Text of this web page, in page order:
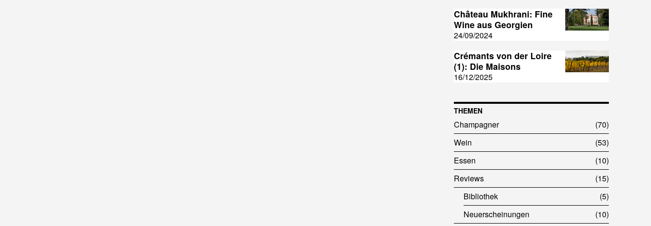
Château Mukhrani: Fine
Wine aus Georgien
24/09/2024
Crémants von der Loire
(1): Die Maisons
16/12/2025
THEMEN
Champagner
70
Wein
53
Essen
10
Reviews
15
Bibliothek
5
Neuerscheinungen
10